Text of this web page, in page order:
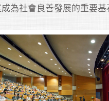
為社會良善發展的重要基